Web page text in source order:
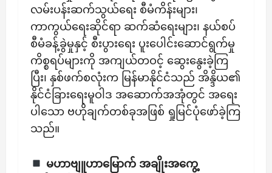
လမ်းပန်းဆက်သွယ်ရေး စီမံကိန်းများ၊
ကာကွယ်ရေးဆိုင်ရာ ဆက်ဆံရေးများ၊ နယ်စပ်
စီမံခန့်ခွဲမှုနှင့် စီးပွားရေး ပူးပေါင်းဆောင်ရွက်မှု
ကိစ္စရပ်များကို အကျယ်တဝင့် ဆွေးနွေးခဲ့ကြ
ပြီး၊ နှစ်ဖက်စလုံးက မြန်မာနိုင်ငံသည် အိန္ဒိယ၏
နိုင်ငံခြားရေးမူဝါဒ အဆောက်အအုံတွင် အရေး
ပါသော ဗဟိုချက်တစ်ခုအဖြစ် ရှုမြင်ပုံဖော်ခဲ့ကြ
သည်။
​မဟာဗျူဟာမြောက် အချိုးအကွေ့